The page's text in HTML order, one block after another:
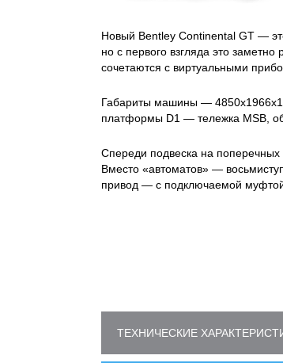
Новый Bentley Continental GT —
но с первого взгляда это
сочетаются с виртуальными
Габариты машины —
платформы D1 — тележка MSB,
Спереди подвеска на
Вместо «автоматов» —
привод — с подключаемой
ТЕХНИЧЕСКИЕ